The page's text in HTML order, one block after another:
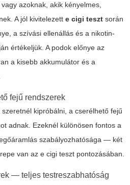
azoknak, akik kényelmes,
A jól kivitelezett e cigi teszt során
a szívási ellenállás és a nikotin-
értékeljük. A podok előnye az
a kisebb akkumulátor és a
fejű rendszerek
kipróbálni, a cserélhető fejű
adnak. Ezeknél különösen fontos a
szabályozhatósága — két
van az e cigi teszt pontozásában.
— teljes testreszabhatóság